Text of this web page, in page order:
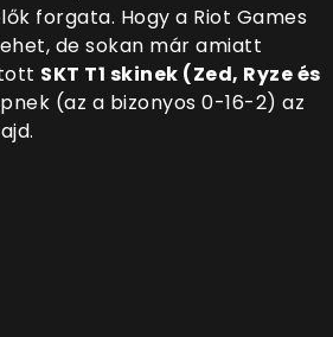
forgata. Hogy a Riot Games
de sokan már amiatt
SKT T1 skinek (Zed, Ryze és
(az a bizonyos 0-16-2) az